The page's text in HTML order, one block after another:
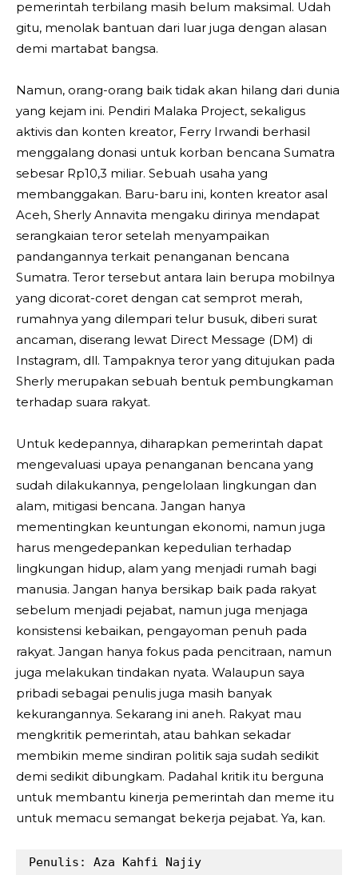
pemerintah terbilang masih belum maksimal. Udah
gitu, menolak bantuan dari luar juga dengan alasan
demi martabat bangsa.
Namun, orang-orang baik tidak akan hilang dari dunia
yang kejam ini. Pendiri Malaka Project, sekaligus
aktivis dan konten kreator, Ferry Irwandi berhasil
menggalang donasi untuk korban bencana Sumatra
sebesar Rp10,3 miliar. Sebuah usaha yang
membanggakan. Baru-baru ini, konten kreator asal
Aceh, Sherly Annavita mengaku dirinya mendapat
serangkaian teror setelah menyampaikan
pandangannya terkait penanganan bencana
Sumatra. Teror tersebut antara lain berupa mobilnya
yang dicorat-coret dengan cat semprot merah,
rumahnya yang dilempari telur busuk, diberi surat
ancaman, diserang lewat Direct Message (DM) di
Instagram, dll. Tampaknya teror yang ditujukan pada
Sherly merupakan sebuah bentuk pembungkaman
terhadap suara rakyat.
Untuk kedepannya, diharapkan pemerintah dapat
mengevaluasi upaya penanganan bencana yang
sudah dilakukannya, pengelolaan lingkungan dan
alam, mitigasi bencana. Jangan hanya
mementingkan keuntungan ekonomi, namun juga
harus mengedepankan kepedulian terhadap
lingkungan hidup, alam yang menjadi rumah bagi
manusia. Jangan hanya bersikap baik pada rakyat
sebelum menjadi pejabat, namun juga menjaga
konsistensi kebaikan, pengayoman penuh pada
rakyat. Jangan hanya fokus pada pencitraan, namun
juga melakukan tindakan nyata. Walaupun saya
pribadi sebagai penulis juga masih banyak
kekurangannya. Sekarang ini aneh. Rakyat mau
mengkritik pemerintah, atau bahkan sekadar
membikin meme sindiran politik saja sudah sedikit
demi sedikit dibungkam. Padahal kritik itu berguna
untuk membantu kinerja pemerintah dan meme itu
untuk memacu semangat bekerja pejabat. Ya, kan.
Penulis: Aza Kahfi Najiy